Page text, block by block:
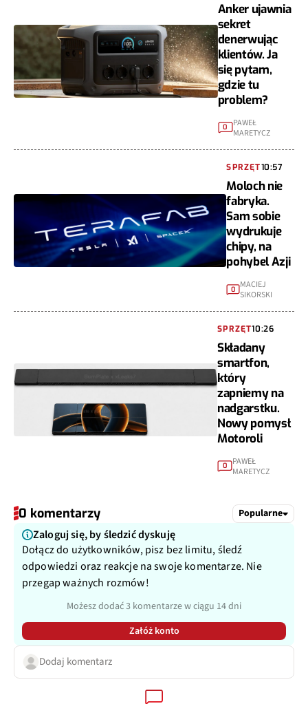
Anker ujawnia
sekret
denerwując
klientów. Ja
się pytam,
gdzie tu
problem?
0
PAWEŁ
MARETYCZ
SPRZĘT10:57
Moloch nie
fabryka.
Sam sobie
wydrukuje
chipy, na
pohybel Azji
0
MACIEJ
SIKORSKI
SPRZĘT10:26
Składany
smartfon,
który
zapniemy na
nadgarstku.
Nowy pomysł
Motoroli
0
PAWEŁ
MARETYCZ
0 komentarzy Popularne
Zaloguj się, by śledzić dyskuję
Dołącz do użytkowników, pisz bez limitu, śledź
odpowiedzi oraz reakcje na swoje komentarze. Nie
przegap ważnych rozmów!
Możesz dodać 3 komentarze w ciągu 14 dni
Załóż konto
Dodaj komentarz